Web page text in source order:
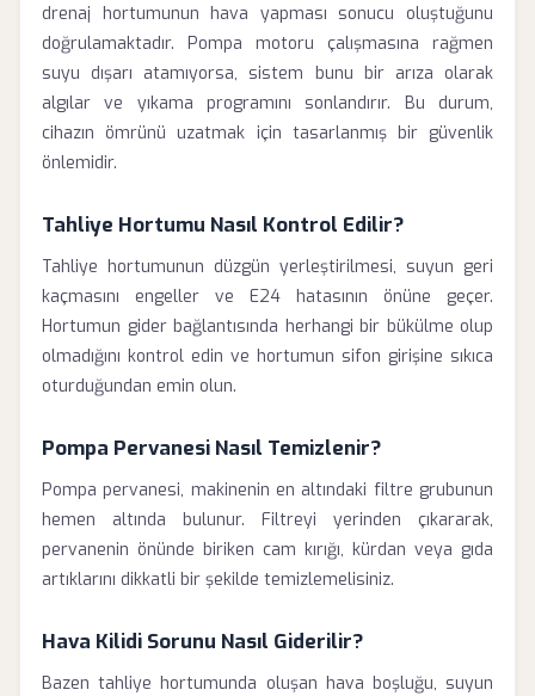
drenaj hortumunun hava yapması sonucu oluştuğunu
doğrulamaktadır. Pompa motoru çalışmasına rağmen
suyu dışarı atamıyorsa, sistem bunu bir arıza olarak
algılar ve yıkama programını sonlandırır. Bu durum,
cihazın ömrünü uzatmak için tasarlanmış bir güvenlik
önlemidir.
Tahliye Hortumu Nasıl Kontrol Edilir?
Tahliye hortumunun düzgün yerleştirilmesi, suyun geri
kaçmasını engeller ve E24 hatasının önüne geçer.
Hortumun gider bağlantısında herhangi bir bükülme olup
olmadığını kontrol edin ve hortumun sifon girişine sıkıca
oturduğundan emin olun.
Pompa Pervanesi Nasıl Temizlenir?
Pompa pervanesi, makinenin en altındaki filtre grubunun
hemen altında bulunur. Filtreyi yerinden çıkararak,
pervanenin önünde biriken cam kırığı, kürdan veya gıda
artıklarını dikkatli bir şekilde temizlemelisiniz.
Hava Kilidi Sorunu Nasıl Giderilir?
Bazen tahliye hortumunda oluşan hava boşluğu, suyun